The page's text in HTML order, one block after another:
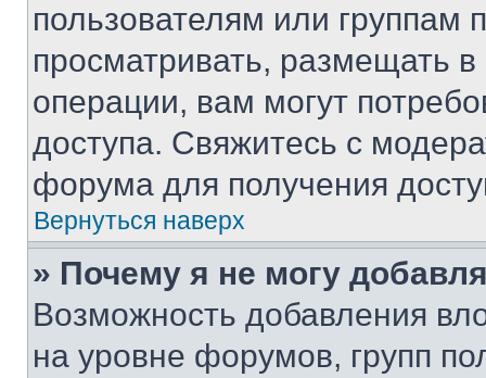
пользователям или группам
просматривать, размещать
операции, вам могут
доступа. Свяжитесь с
форума для получения
Вернуться наверх
» Почему я не могу
Возможность добавления
на уровне форумов, групп